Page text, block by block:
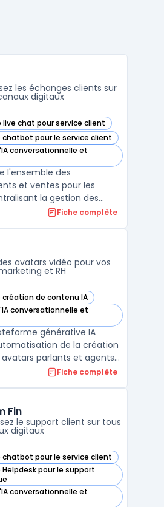
les échanges clients sur
digitaux
live chat pour service client
cette catégorie
chatbot pour le service client
cette catégorie
conversationnelle et
catégorie
l'ensemble des
et ventes pour les
la gestion des
différents canaux
AgentBot pour gérer
...
Fiche complète
avatars vidéo pour vos
et RH
création de contenu IA
cette catégorie
conversationnelle et
cette catégorie
générative IA
de la création
parlants et agents
à partir d’images fixes,
utilisent D‑ID pour
Fiche complète
Fin
le support client sur tous
digitaux
chatbot pour le service client
dans cette catégorie
Helpdesk pour le support
dans cette catégorie
conversationnelle et
dans cette catégorie